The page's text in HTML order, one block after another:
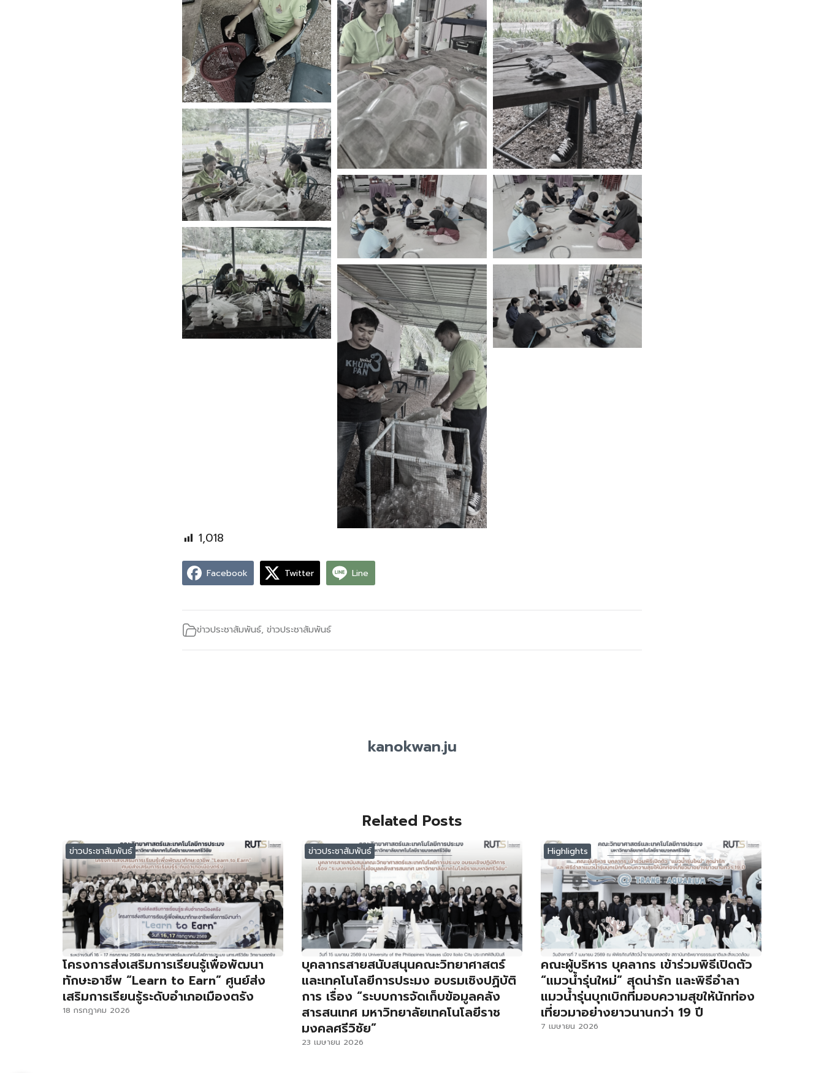
1,018
Facebook Twitter Line
ข่าวประชาสัมพันธ์, ข่าวประชาสัมพันธ์
kanokwan.ju
Related Posts
ข่าวประชาสัมพันธ์
โครงการส่งเสริมการเรียนรู้เพื่อพัฒนา
ทักษะอาชีพ “Learn to Earn” ศูนย์ส่ง
เสริมการเรียนรู้ระดับอำเภอเมืองตรัง
18 กรกฎาคม 2026
ข่าวประชาสัมพันธ์
บุคลากรสายสนับสนุนคณะวิทยาศาสตร์
และเทคโนโลยีการประมง อบรมเชิงปฏิบัติ
การ เรื่อง “ระบบการจัดเก็บข้อมูลคลัง
สารสนเทศ มหาวิทยาลัยเทคโนโลยีราช
มงคลศรีวิชัย”
23 เมษายน 2026
Highlights
คณะผู้บริหาร บุคลากร เข้าร่วมพิธีเปิดตัว
“แมวน้ำรุ่นใหม่” สุดน่ารัก และพิธีอำลา
แมวน้ำรุ่นบุกเบิกที่มอบความสุขให้นักท่อง
เที่ยวมาอย่างยาวนานกว่า 19 ปี
7 เมษายน 2026